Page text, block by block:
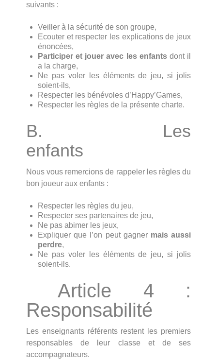
suivants :
Veiller à la sécurité de son groupe,
Ecouter et respecter les explications de jeux
énoncées,
Participer et jouer avec les enfantsdont il
a la charge,
Ne pas voler les éléments de jeu, si jolis
soient-ils,
Respecter les bénévoles d’Happy’Games,
Respecter les règles de la présente charte.
B. Les
enfants
Nous vous remercions de rappeler les règles du
bon joueur aux enfants :
Respecter les règles du jeu,
Respecter ses partenaires de jeu,
Ne pas abimer les jeux,
Expliquer que l’on peut gagner mais aussi
perdre,
Ne pas voler les éléments de jeu, si jolis
soient-ils.
Article 4 :
Responsabilité
Les enseignants référents restent les premiers
responsables de leur classe et de ses
accompagnateurs.